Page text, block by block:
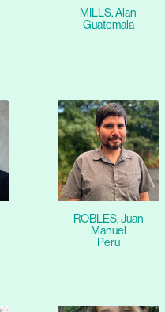
MILLS, Alan
Guatemala
ROBLES, Juan
Manuel
Peru